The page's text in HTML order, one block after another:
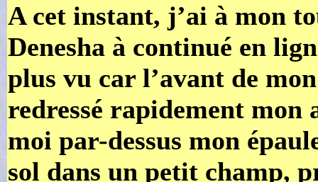
A cet instant, j’ai à mon
Denesha à continué en
plus vu car l’avant de
redressé rapidement
moi par-dessus mon
sol dans un petit champ,